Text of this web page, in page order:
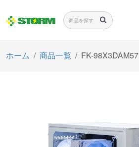
ホーム 商品一覧 FK-98X3DAM57